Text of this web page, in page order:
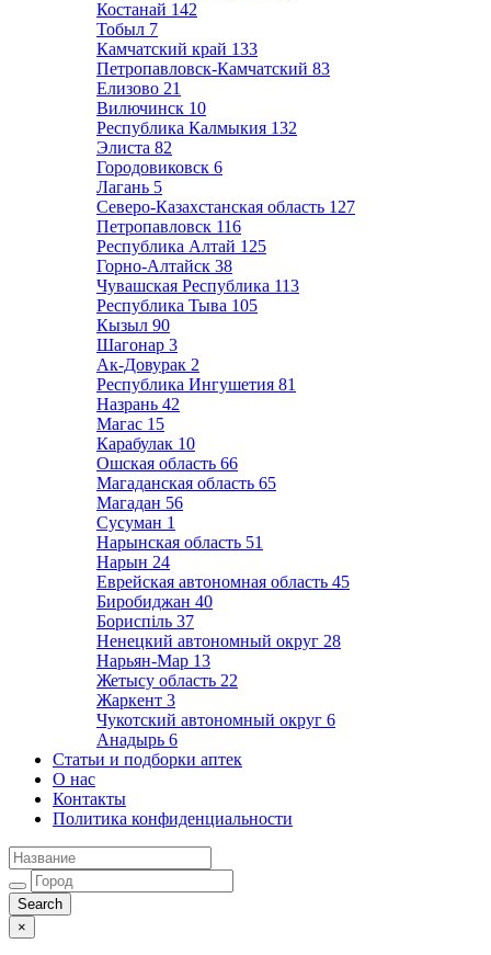
Костанай 142
Тобыл 7
Камчатский край 133
Петропавловск-Камчатский 83
Елизово 21
Вилючинск 10
Республика Калмыкия 132
Элиста 82
Городовиковск 6
Лагань 5
Северо-Казахстанская область 127
Петропавловск 116
Республика Алтай 125
Горно-Алтайск 38
Чувашская Республика 113
Республика Тыва 105
Кызыл 90
Шагонар 3
Ак-Довурак 2
Республика Ингушетия 81
Назрань 42
Магас 15
Карабулак 10
Ошская область 66
Магаданская область 65
Магадан 56
Сусуман 1
Нарынская область 51
Нарын 24
Еврейская автономная область 45
Биробиджан 40
Бориспіль 37
Ненецкий автономный округ 28
Нарьян-Мар 13
Жетысу область 22
Жаркент 3
Чукотский автономный округ 6
Анадырь 6
Статьи и подборки аптек
О нас
Контакты
Политика конфиденциальности
×